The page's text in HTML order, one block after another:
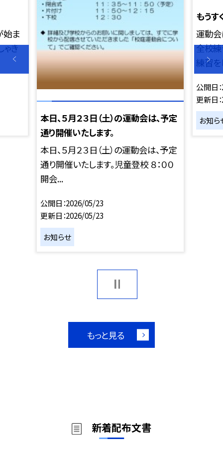
始ま
ゃき
本日、５月２３日（土）の運動会は、予定
通り開催いたします。
本日、５月２３日（土）の運動会は、予定
通り開催いたします。児童登校 ８：００
開会...
公開日 2026/05/23
更新日 2026/05/23
お知らせ
もうす
運動会
全校練
練習を
公開日
更新日
お知ら
もっと見る
新着配布文書